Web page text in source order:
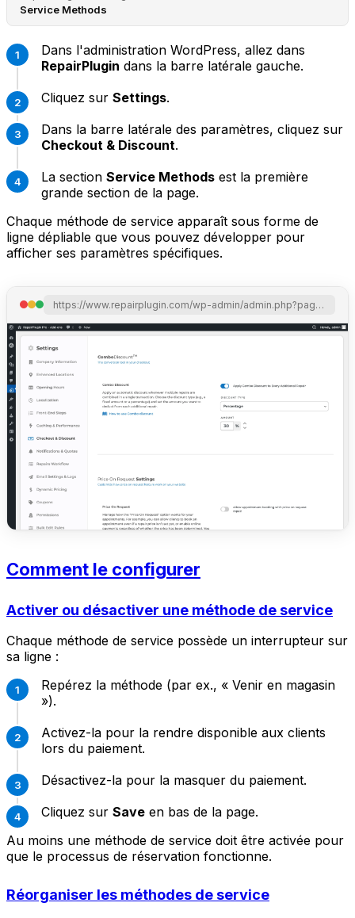
Service Methods
Dans l'administration WordPress, allez dans
RepairPlugin dans la barre latérale gauche.
Cliquez sur Settings.
Dans la barre latérale des paramètres, cliquez sur
Checkout & Discount.
La section Service Methods est la première
grande section de la page.
Chaque méthode de service apparaît sous forme de
ligne dépliable que vous pouvez développer pour
afficher ses paramètres spécifiques.
https://www.repairplugin.com/wp-admin/admin.php?page=wp_repair_settings&section=planning_discount
Comment le configurer
Activer ou désactiver une méthode de service
Chaque méthode de service possède un interrupteur sur
sa ligne :
Repérez la méthode (par ex., « Venir en magasin
»).
Activez-la pour la rendre disponible aux clients
lors du paiement.
Désactivez-la pour la masquer du paiement.
Cliquez sur Save en bas de la page.
Au moins une méthode de service doit être activée pour
que le processus de réservation fonctionne.
Réorganiser les méthodes de service